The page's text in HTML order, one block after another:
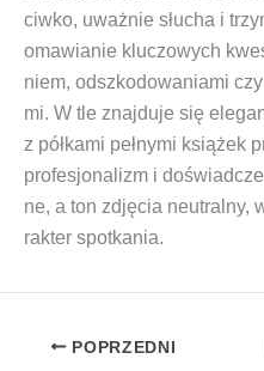
ciw­ko, uważ­nie słu­cha i
oma­wia­nie klu­czo­wych
niem, odszko­do­wa­nia­mi
mi. W tle znaj­du­je się
z pół­ka­mi peł­ny­mi ksią­żek
pro­fe­sjo­na­lizm i
ne, a ton zdję­cia neu­tral­ny,
rak­ter spotkania.
POPRZEDNI